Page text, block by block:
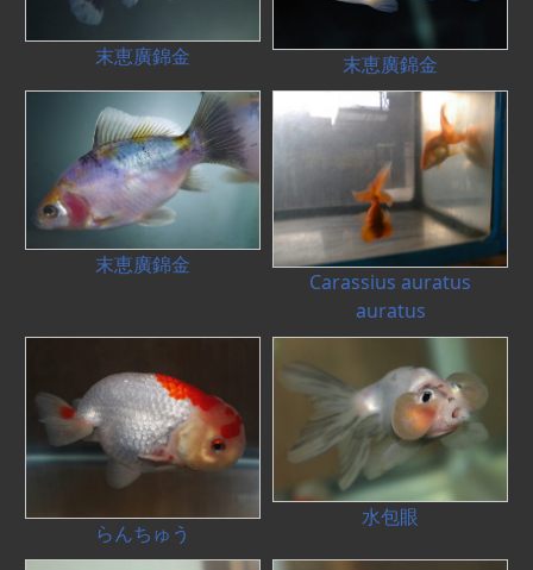
末恵廣錦金 末恵廣錦金
末恵廣錦金
Carassius auratus
auratus
らんちゅう
水包眼